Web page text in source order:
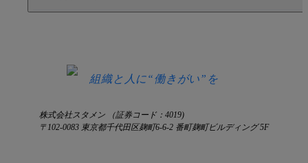
組織と人に“働きがい”を
株式会社スタメン （証券コード：4019)
〒102-0083 東京都千代田区麹町6-6-2 番町麹町ビルディング 5F